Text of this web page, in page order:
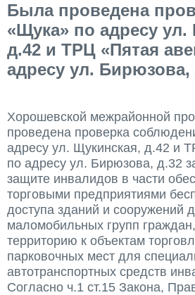
Была проведена
«Щука» по адресу ул.
д.42 и ТРЦ «Пятая
адресу ул. Бирюзова,
Хорошевской межрайонной
проведена проверка
адресу ул. Щукинская, д.42 и
по адресу ул. Бирюзова, д.32
защите инвалидов в части
торговыми предприятиями
доступа зданий и сооружений
маломобильных групп
территорию к объектам
парковочных мест для
автотранспортных средств
Согласно ч.1 ст.15 Закона,